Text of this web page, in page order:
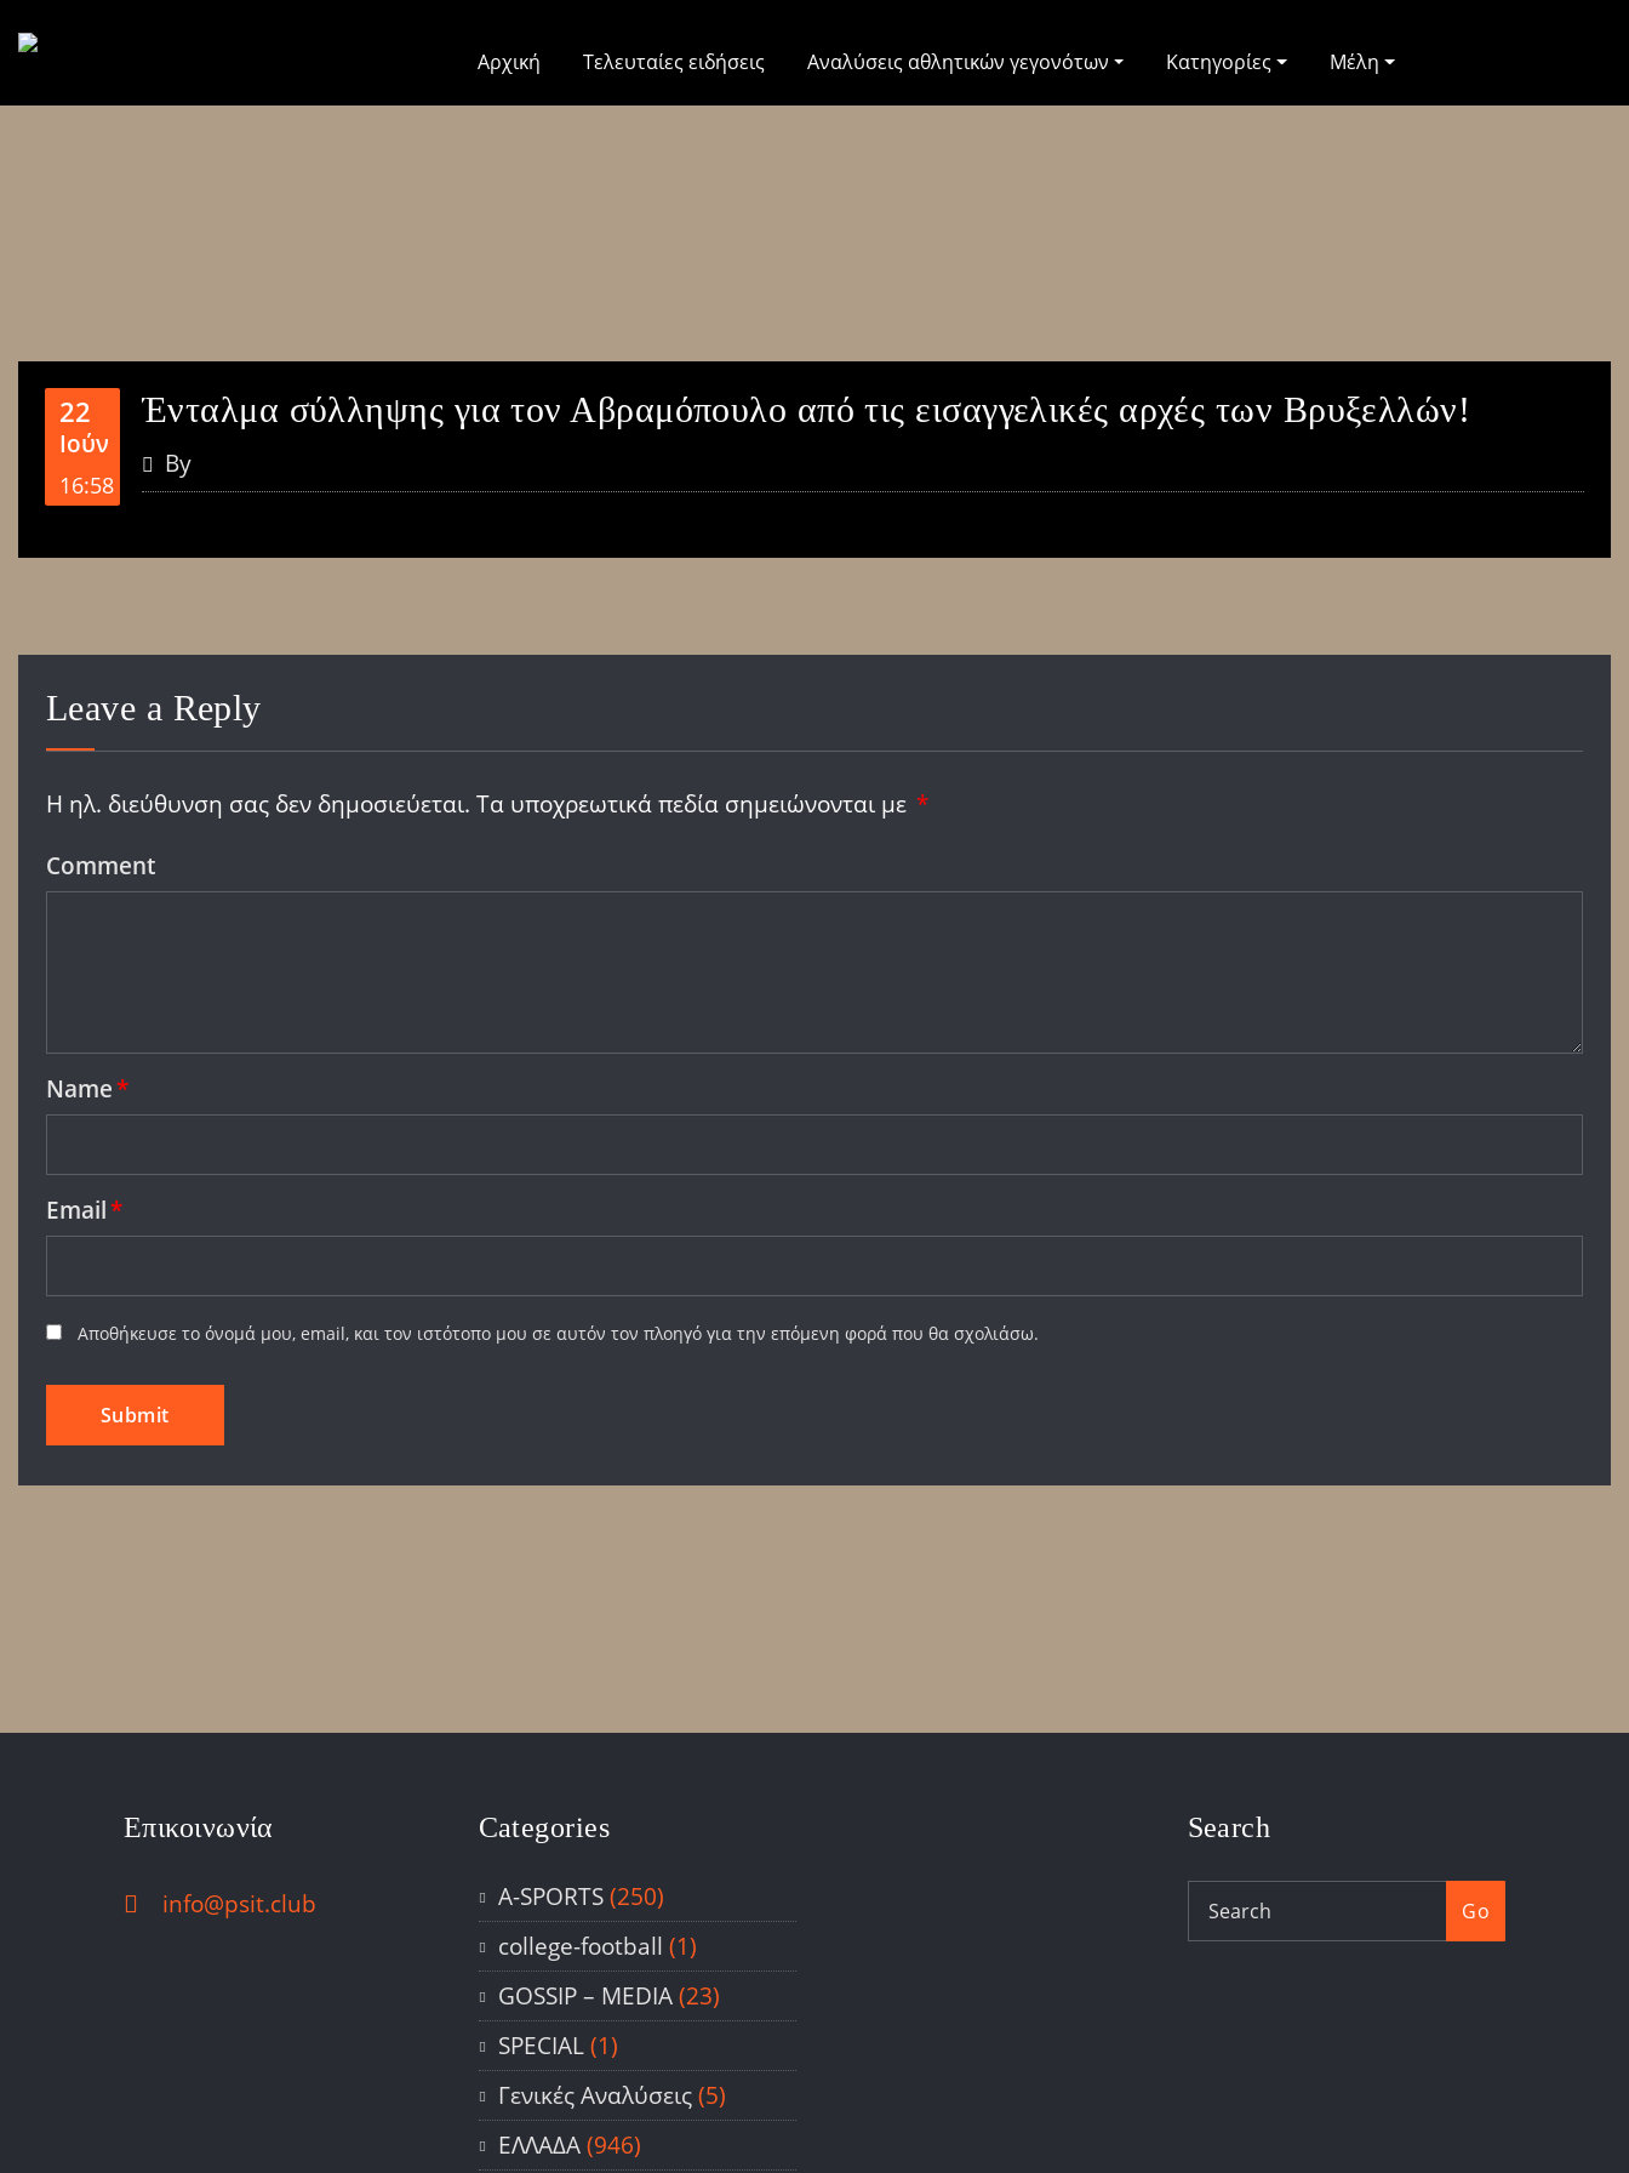
Αρχική Τελευταίες ειδήσεις Αναλύσεις αθλητικών γεγονότων Κατηγορίες Μέλη
22
Ιούν
16:58
Ένταλμα σύλληψης για τον Αβραμόπουλο από τις εισαγγελικές αρχές των Βρυξελλών!
By
Leave a Reply
Η ηλ. διεύθυνση σας δεν δημοσιεύεται. Τα υποχρεωτικά πεδία σημειώνονται με *
Comment
Name*
Email*
Αποθήκευσε το όνομά μου, email, και τον ιστότοπο μου σε αυτόν τον πλοηγό για την επόμενη φορά που θα σχολιάσω.
Επικοινωνία
info@psit.club
Categories
A-SPORTS(250)
college-football (1)
GOSSIP – ΜΕDIA(23)
SPECIAL(1)
Γενικές Αναλύσεις(5)
ΕΛΛΑΔΑ(946)
Search
Go